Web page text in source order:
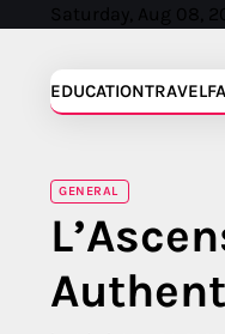
Saturday, Aug 08,
EDUCATIONTRAVEL
GENERAL